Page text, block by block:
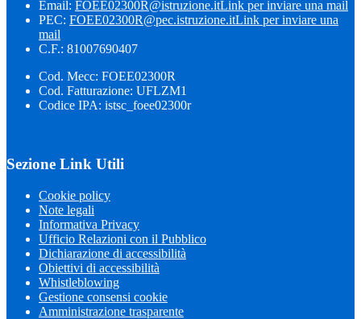
Email: FOEE02300R@istruzione.itLink per inviare una mail
PEC: FOEE02300R@pec.istruzione.itLink per inviare una
mail
C.F.: 81007690407
Cod. Mecc: FOEE02300R
Cod. Fatturazione: UFLZM1
Codice IPA: istsc_foee02300r
Sezione Link Utili
Cookie policy
Note legali
Informativa Privacy
Ufficio Relazioni con il Pubblico
Dichiarazione di accessibilità
Obiettivi di accessibilità
Whistleblowing
Gestione consensi cookie
Amministrazione trasparente